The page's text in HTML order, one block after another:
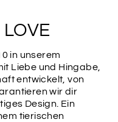
in unserem
Liebe und Hingabe,
entwickelt, von
wir dir
Design. Ein
tierischen